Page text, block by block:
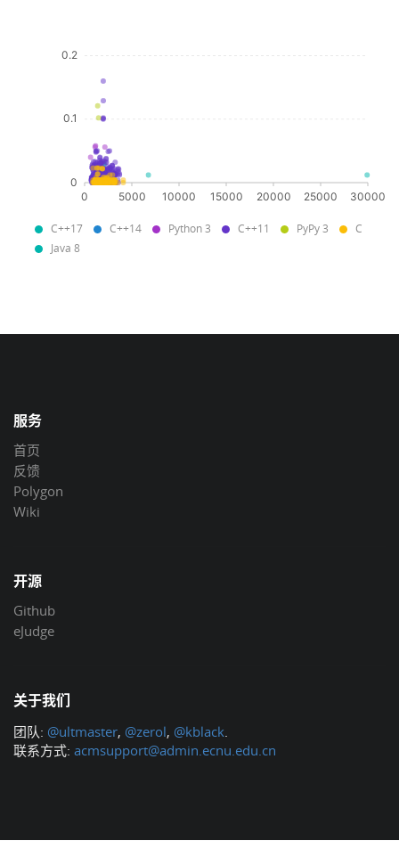
服务
首页
反馈
Polygon
Wiki
开源
Github
eJudge
关于我们
团队: @ultmaster, @zerol, @kblack
联系方式: acmsupport@admin.ecnu.edu.cn